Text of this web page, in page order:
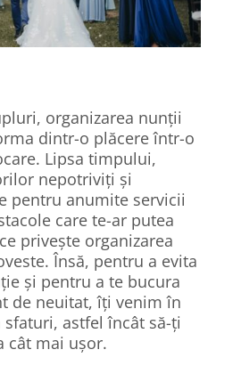
organizarea nunții
dintr-o plăcere într-o
Lipsa timpului,
nepotriviți și
pentru anumite servicii
care te-ar putea
privește organizarea
Însă, pentru a evita
și pentru a te bucura
de neuitat, îți venim în
astfel încât să-ți
cât mai ușor.